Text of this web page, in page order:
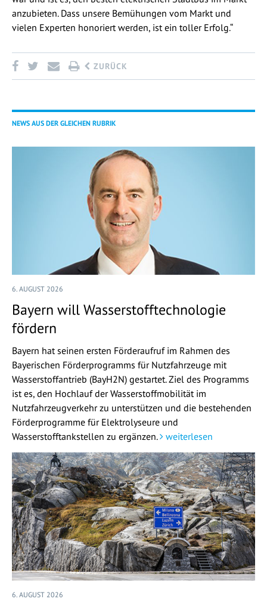
anzubieten. Dass unsere Bemühungen vom Markt und
vielen Experten honoriert werden, ist ein toller Erfolg.“
ZURÜCK
NEWS AUS DER GLEICHEN RUBRIK
6. AUGUST 2026
Bayern will Wasserstofftechnologie
fördern
Bayern hat seinen ersten Förderaufruf im Rahmen des
Bayerischen Förderprogramms für Nutzfahrzeuge mit
Wasserstoffantrieb (BayH2N) gestartet. Ziel des Programms
ist es, den Hochlauf der Wasserstoffmobilität im
Nutzfahrzeugverkehr zu unterstützen und die bestehenden
Förderprogramme für Elektrolyseure und
Wasserstofftankstellen zu ergänzen.
weiterlesen
6. AUGUST 2026